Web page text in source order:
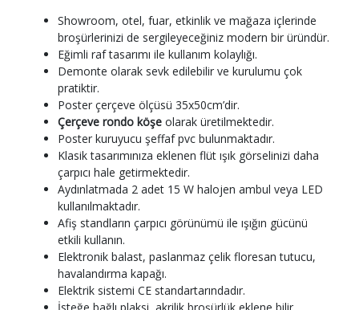
Showroom, otel, fuar, etkinlik ve mağaza içlerinde
broşürlerinizi de sergileyeceğiniz modern bir üründür.
Eğimli raf tasarımı ile kullanım kolaylığı.
Demonte olarak sevk edilebilir ve kurulumu çok
pratiktir.
Poster çerçeve ölçüsü 35x50cm’dir.
Çerçeve rondo köşe olarak üretilmektedir.
Poster kuruyucu şeffaf pvc bulunmaktadır.
Klasik tasarımınıza eklenen flüt ışık görselinizi daha
çarpıcı hale getirmektedir.
Aydınlatmada 2 adet 15 W halojen ambul veya LED
kullanılmaktadır.
Afiş standların çarpıcı görünümü ile ışığın gücünü
etkili kullanın.
Elektronik balast, paslanmaz çelik floresan tutucu,
havalandırma kapağı.
Elektrik sistemi CE standartarındadır.